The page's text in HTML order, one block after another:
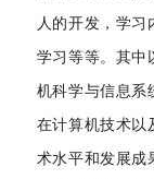
人的开发，学
学习等等。其中
机科学与信息系
在计算机技术以
术水平和发展成